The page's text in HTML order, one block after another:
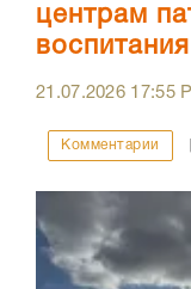
центрам
воспитания
21.07.2026 17:55
Комментарии